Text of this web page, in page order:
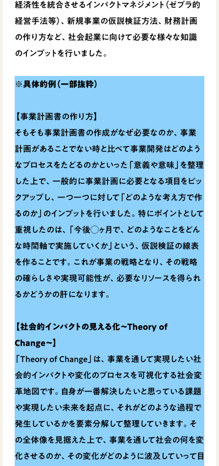
経済性を統合させるインパクトマネジメント（ゼブラ的
経営手法等）、新規事業の仮説検証方法、財務計画
の作り方など、社会起業に向けて必要な様々な知識
のインプットを行いました。
※具体的例（一部抜粋）
【事業計画書の作り方】
そもそも事業計画書の作成がなぜ必要なのか、事業
計画があることでない時と比べて事業開発はどのよう
なプロセスをたどるのかといった「意義や意味」を整理
した上で、一般的に事業計画に必要となる項目をピッ
クアップし、一つ一つに対して「どのような考え方で作
るのか」のインプットを行いました。特にポイントとして
重視したのは、「今後◯ヶ月で、どのようなことをどん
な時間軸で実施していくか」という、仮説検証の線表
を作ることです。これが事業の戦略となり、その戦略
の確らしさや実現可能性が、必要なリソースを得られ
るかどうかの肝になります。
【社会的インパクトの見える化〜Theory of
Change〜】
「Theory of Change」は、事業を通して実現したい社
会的インパクトや変化のプロセスを可視化する社会変
革地図です。自身が一番解決したいと思っている課題
や実現したい未来を起点に、それがどのような過程で
発生しているかを要素分解して整理していきます。そ
の全体像を見据えた上で、事業を通して社会の何を変
化させるのか、その変化がどのように波及していって目